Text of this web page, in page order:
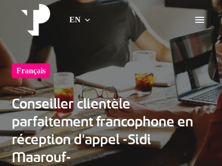
contentHome Page EN
Français
Conseiller clientèle
parfaitement francophone en
réception d'appel -Sidi
Maarouf-